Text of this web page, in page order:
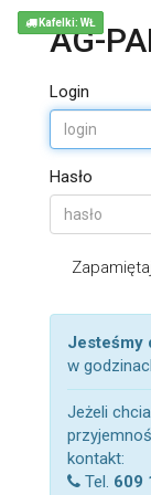
AG-
Login
Hasło
Zapamiętaj
Jesteśmy
w
Jeżeli
kontakt:
Tel. 609
Kafelki: WŁ